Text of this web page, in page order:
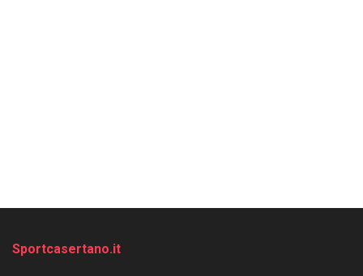
Sportcasertano.it